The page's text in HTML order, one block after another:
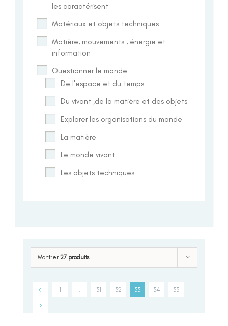
Montrer 27 produits
1 31 32 33 34 35
les caractérisent
Matériaux et objets techniques
Matière, mouvements , énergie et
information
Questionner le monde
De l'espace et du temps
Du vivant ,de la matière et des objets
Explorer les organisations du monde
La matière
Le monde vivant
Les objets techniques